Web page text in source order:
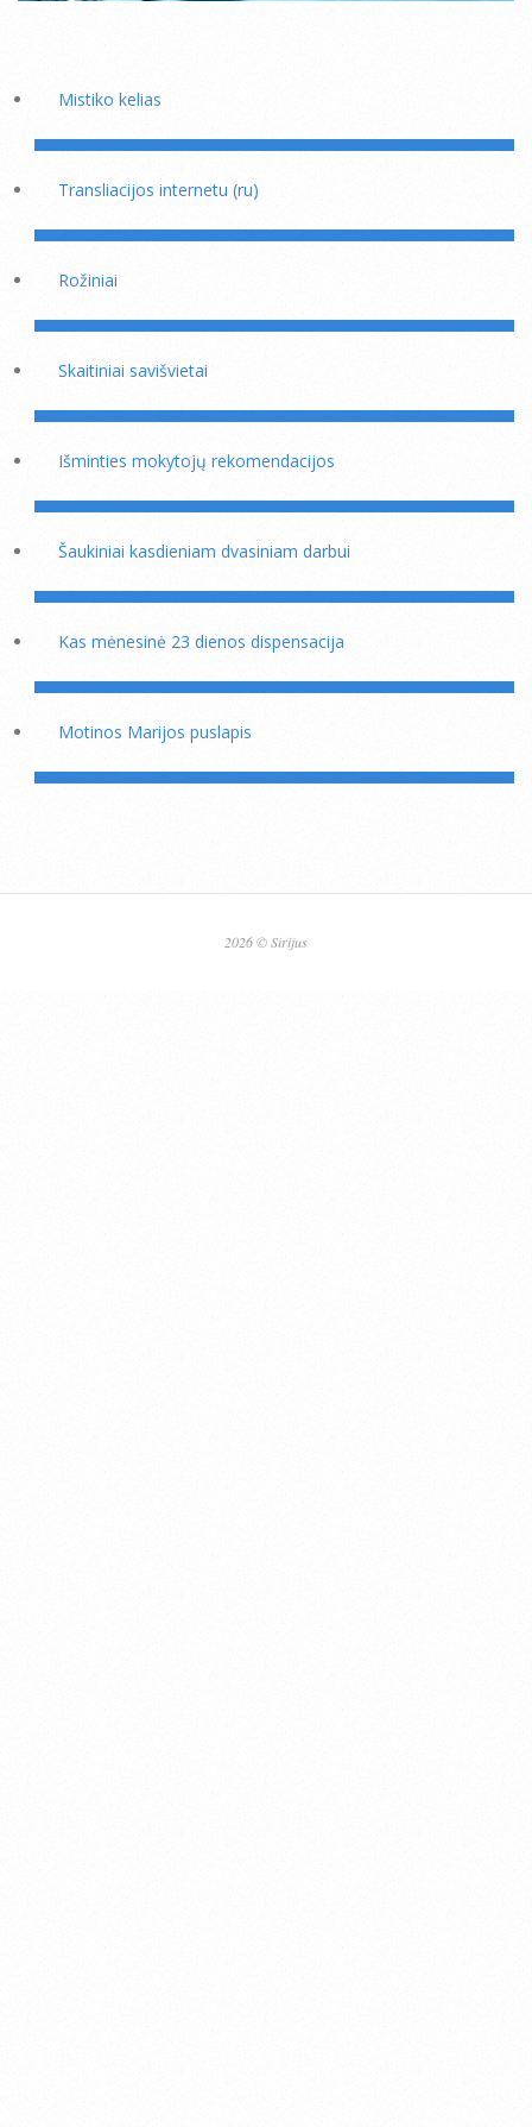
Mistiko kelias
Transliacijos internetu (ru)
Rožiniai
Skaitiniai savišvietai
Išminties mokytojų rekomendacijos
Šaukiniai kasdieniam dvasiniam darbui
Kas mėnesinė 23 dienos dispensacija
Motinos Marijos puslapis
2026 © Sirijus